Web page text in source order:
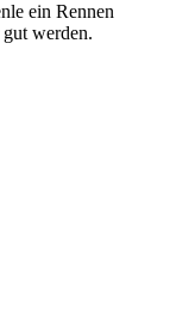
ein Rennen
werden.